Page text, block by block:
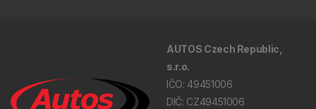
AUTOS Czech Republic,
s.r.o.
IČO: 49451006
DIČ: CZ49451006